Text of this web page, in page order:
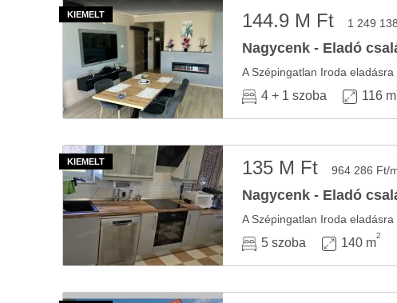
144.9 M Ft 1 249
Nagycenk - Eladó
4 + 1 szoba 116 m
135 M Ft 964 286 Ft/
Nagycenk - Eladó
5 szoba 140 m
2